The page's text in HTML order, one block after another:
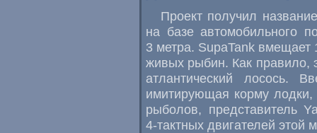
Проект получил
на базе автомобильного
3 метра. SupaTank вмещает
живых рыбин. Как правило,
атлантический лосось.
имитирующая корму лодки,
рыболов, представитель
4-тактных двигателей этой